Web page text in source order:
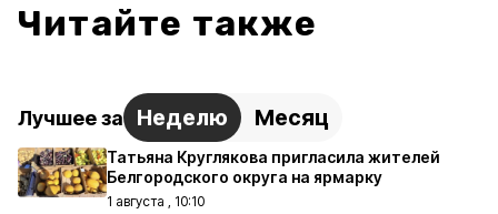
Читайте также
Лучшее за Неделю Месяц
Татьяна Круглякова пригласила жителей
Белгородского округа на ярмарку
1 августа , 10:10